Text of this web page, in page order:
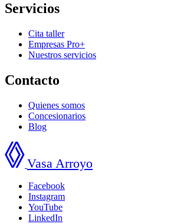
Servicios
Cita taller
Empresas Pro+
Nuestros servicios
Contacto
Quienes somos
Concesionarios
Blog
Vasa Arroyo
Facebook
Instagram
YouTube
LinkedIn